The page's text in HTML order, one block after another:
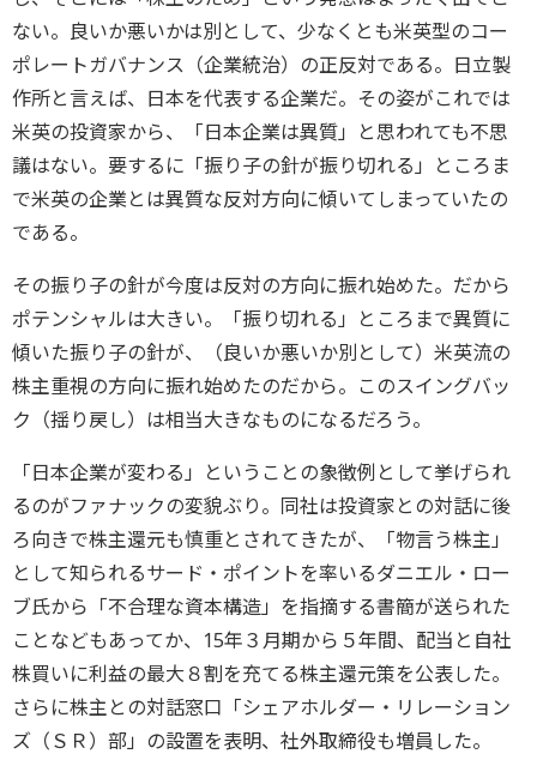
ない。良いか悪いかは別として、少なくとも米英型のコー
ポレートガバナンス（企業統治）の正反対である。日立製
作所と言えば、日本を代表する企業だ。その姿がこれでは
米英の投資家から、「日本企業は異質」と思われても不思
議はない。要するに「振り子の針が振り切れる」ところま
で米英の企業とは異質な反対方向に傾いてしまっていたの
である。
その振り子の針が今度は反対の方向に振れ始めた。だから
ポテンシャルは大きい。「振り切れる」ところまで異質に
傾いた振り子の針が、（良いか悪いか別として）米英流の
株主重視の方向に振れ始めたのだから。このスイングバッ
ク（揺り戻し）は相当大きなものになるだろう。
「日本企業が変わる」ということの象徴例として挙げられ
るのがファナックの変貌ぶり。同社は投資家との対話に後
ろ向きで株主還元も慎重とされてきたが、「物言う株主」
として知られるサード・ポイントを率いるダニエル・ロー
ブ氏から「不合理な資本構造」を指摘する書簡が送られた
ことなどもあってか、15年３月期から５年間、配当と自社
株買いに利益の最大８割を充てる株主還元策を公表した。
さらに株主との対話窓口「シェアホルダー・リレーション
ズ（ＳＲ）部」の設置を表明、社外取締役も増員した。